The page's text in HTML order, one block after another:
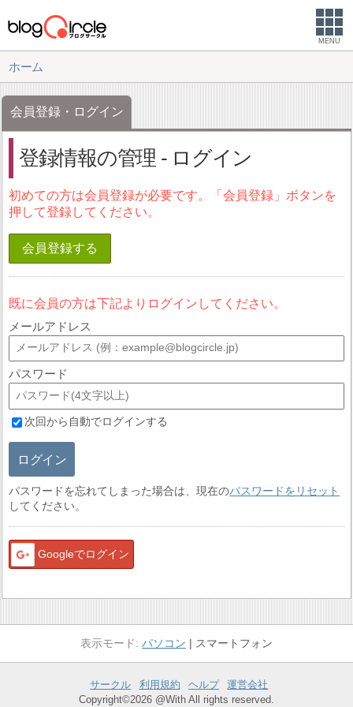
MENU
ホーム
会員登録・ログイン
登録情報の管理 - ログイン
初めての方は会員登録が必要です。「会員登録」ボタンを
押して登録してください。
会員登録する
既に会員の方は下記よりログインしてください。
メールアドレス
パスワード
次回から自動でログインする
ログイン
パスワードを忘れてしまった場合は、現在のパスワードをリセット
してください。
Googleでログイン
パソコン スマートフォン
サークル 利用規約 ヘルプ
運営会社
Copyright©2026 @With All rights reserved.